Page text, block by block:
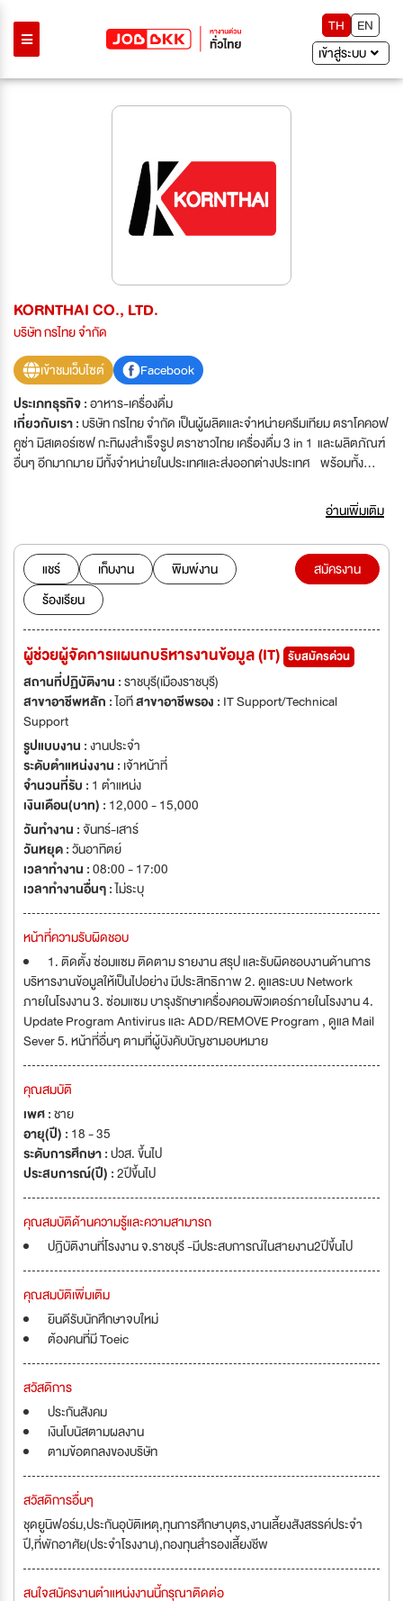
TH
EN
เข้าสู่ระบบ
KORNTHAI CO., LTD.
บริษัท กรไทย จำกัด
เข้าชมเว็บไซต์
Facebook
ประเภทธุรกิจ :อาหาร-เครื่องดื่ม
เกี่ยวกับเรา :บริษัท กรไทย จำกัด เป็นผู้ผลิตและจำหน่ายครีมเทียม ตราโคคอฟ
คูซ่า มิสเตอร์เซฟ กะทิผงสำเร็จรูป ตราชาวไทย เครื่องดื่ม 3 in 1 และผลิตภัณฑ์
อื่นๆ อีกมากมาย มีทั้งจำหน่ายในประเทศและส่งออกต่างประเทศ พร้อมทั้ง
มากว่า 40 ปี มีโรงงานอยู่ที่จังหวัดราชุบรีและมีสำนักงานอยู่ที่กรุงเทพฯอ่านเพิ่มเติม
แชร์ เก็บงาน
พิมพ์งาน
ร้องเรียน
สมัครงาน
ผู้ช่วยผู้จัดการแผนกบริหารงานข้อมูล (IT) รับสมัครด่วน
สถานที่ปฏิบัติงาน :ราชบุรี(เมืองราชบุรี)
สาขาอาชีพหลัก :ไอทีสาขาอาชีพรอง : IT Support/Technical
Support
รูปแบบงาน :งานประจำ
ระดับตำแหน่งงาน : เจ้าหน้าที่
จำนวนที่รับ : 1 ตำแหน่ง
เงินเดือน(บาท) : 12,000 - 15,000
วันทำงาน :จันทร์-เสาร์
วันหยุด :วันอาทิตย์
เวลาทำงาน :08:00 - 17:00
เวลาทำงานอื่นๆ :ไม่ระบุ
หน้าที่ความรับผิดชอบ
1. ติดตั้ง ซ่อมแซม ติดตาม รายงาน สรุป และรับผิดชอบงานด้านการ
บริหารงานข้อมูลให้เป็นไปอย่าง มีประสิทธิภาพ 2. ดูแลระบบ Network
ภายในโรงงาน 3. ซ่อมแซม บารุงรักษาเครื่องคอมพิวเตอร์ภายในโรงงาน 4.
Update Program Antivirus และ ADD/REMOVE Program , ดูแล Mail
Sever 5. หน้าที่อื่นๆ ตามที่ผู้บังคับบัญชามอบหมาย
คุณสมบัติ
เพศ :ชาย
อายุ(ปี) : 18 - 35
ระดับการศึกษา :ปวส. ขึ้นไป
ประสบการณ์(ปี) :2ปีขึ้นไป
คุณสมบัติด้านความรู้และความสามารถ
ปฎิบัติงานที่โรงงาน จ.ราชบุรี -มีประสบการณ์ในสายงาน2ปีขึ้นไป
คุณสมบัติเพิ่มเติม
ยินดีรับนักศึกษาจบใหม่
ต้องคนที่มี Toeic
สวัสดิการ
ประกันสังคม
เงินโบนัสตามผลงาน
ตามข้อตกลงของบริษัท
สวัสดิการอื่นๆ
ชุดยูนิฟอร์ม,ประกันอุบัติเหตุ,ทุนการศึกษาบุตร,งานเลี้ยงสังสรรค์ประจำ
ปี,ที่พักอาศัย(ประจำโรงงาน),กองทุนสำรองเลี้ยงชีพ
สนใจสมัครงานตำแหน่งงานนี้กรุณาติดต่อ